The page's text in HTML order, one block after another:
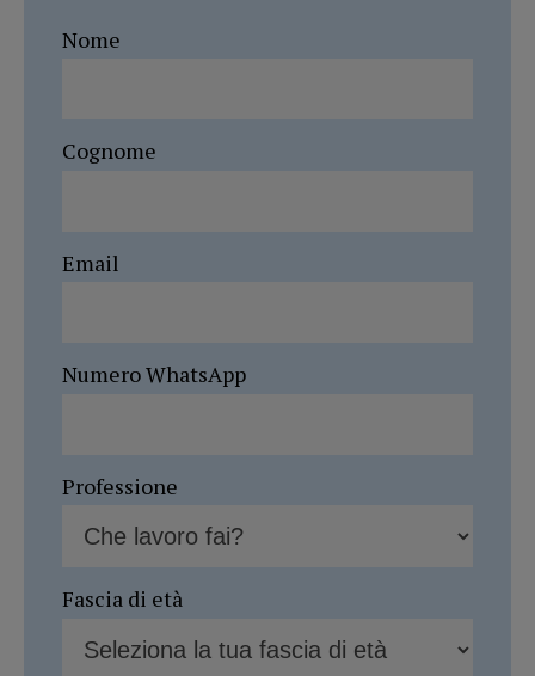
Nome
Cognome
Email
Numero WhatsApp
Professione
Fascia di età